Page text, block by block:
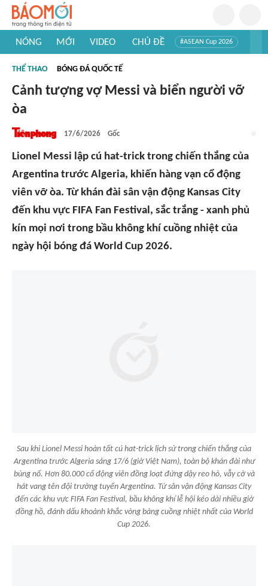
NÓNG MỚI VIDEO CHỦ ĐỀ #ASEAN Cup 2026
#Khám phá thế giới
THỂ THAO BÓNG ĐÁ QUỐC TẾ
Cảnh tượng vợ Messi và biển người vỡ
òa
17/6/2026 Gốc
Lionel Messi lập cú hat-trick trong chiến thắng của
Argentina trước Algeria, khiến hàng vạn cổ động
viên vỡ òa. Từ khán đài sân vận động Kansas City
đến khu vực FIFA Fan Festival, sắc trắng - xanh phủ
kín mọi nơi trong bầu không khí cuồng nhiệt của
ngày hội bóng đá World Cup 2026.
Sau khi Lionel Messi hoàn tất cú hat-trick lịch sử trong chiến thắng của
Argentina trước Algeria sáng 17/6 (giờ Việt Nam), toàn bộ khán đài như
bùng nổ. Hơn 80.000 cổ động viên đồng loạt đứng dậy reo hò, vẫy cờ và
hát vang tên đội trưởng tuyển Argentina. Từ sân vận động Kansas City
đến các khu vực FIFA Fan Festival, bầu không khí lễ hội kéo dài nhiều giờ
đồng hồ, đánh dấu khoảnh khắc vòng bảng cuồng nhiệt nhất của World
Cup 2026.